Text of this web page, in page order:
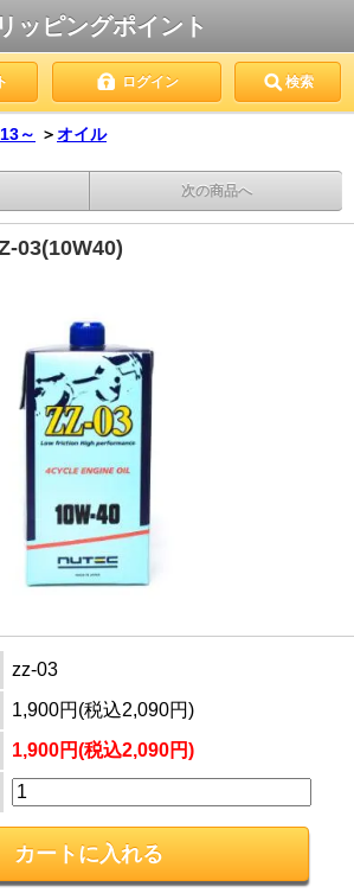
ッピングポイント
ログイン 検索
～ ＞オイル
次の商品へ
03(10W40)
zz-03
1,900円(税込2,090円)
1,900円(税込2,090円)